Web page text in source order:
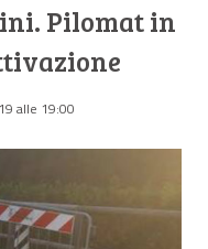
Pilomat in
alle 19:00